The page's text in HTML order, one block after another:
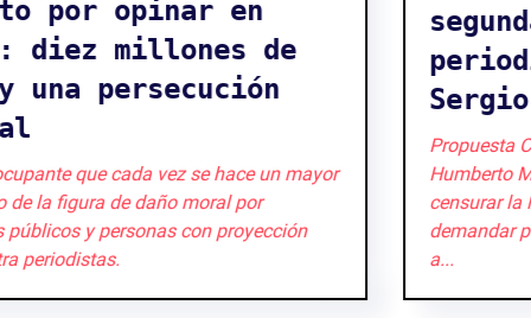
segunda ocasión al
periodista y académico
Sergio Aguayo
Propuesta Cívica y ARTICLE 19 rechazan el actuar de
Humberto Moreira, quien nuevamente busca
censurar la libertad de expresión y vuelve a
demandar por daño moral a Sergio Aguayo, escritor,
a...